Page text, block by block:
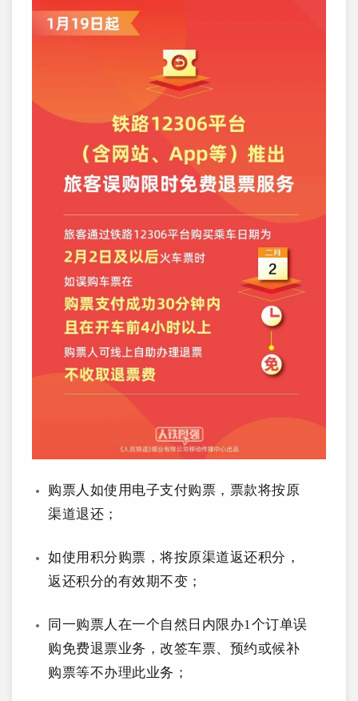
购票人如使用电子支付购票，票款将按原
渠道退还；
如使用积分购票，将按原渠道返还积分，
返还积分的有效期不变；
同一购票人在一个自然日内限办1个订单误
购免费退票业务 ，改签车票、预约或候补
购票等不办理此业务；